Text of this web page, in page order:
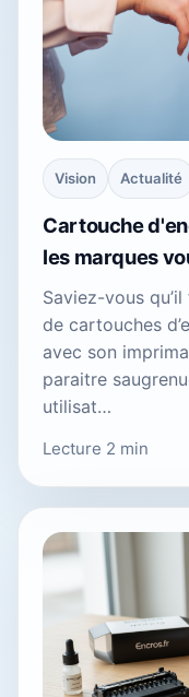
Vision Actualité
Cartouche
les marques
Saviez-vous
de cartouches
avec son
paraitre
utilisat…
Lecture 2 min